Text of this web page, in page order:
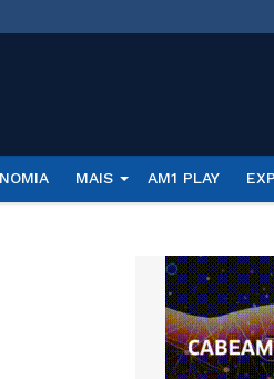
MAIS AM1 PLAY